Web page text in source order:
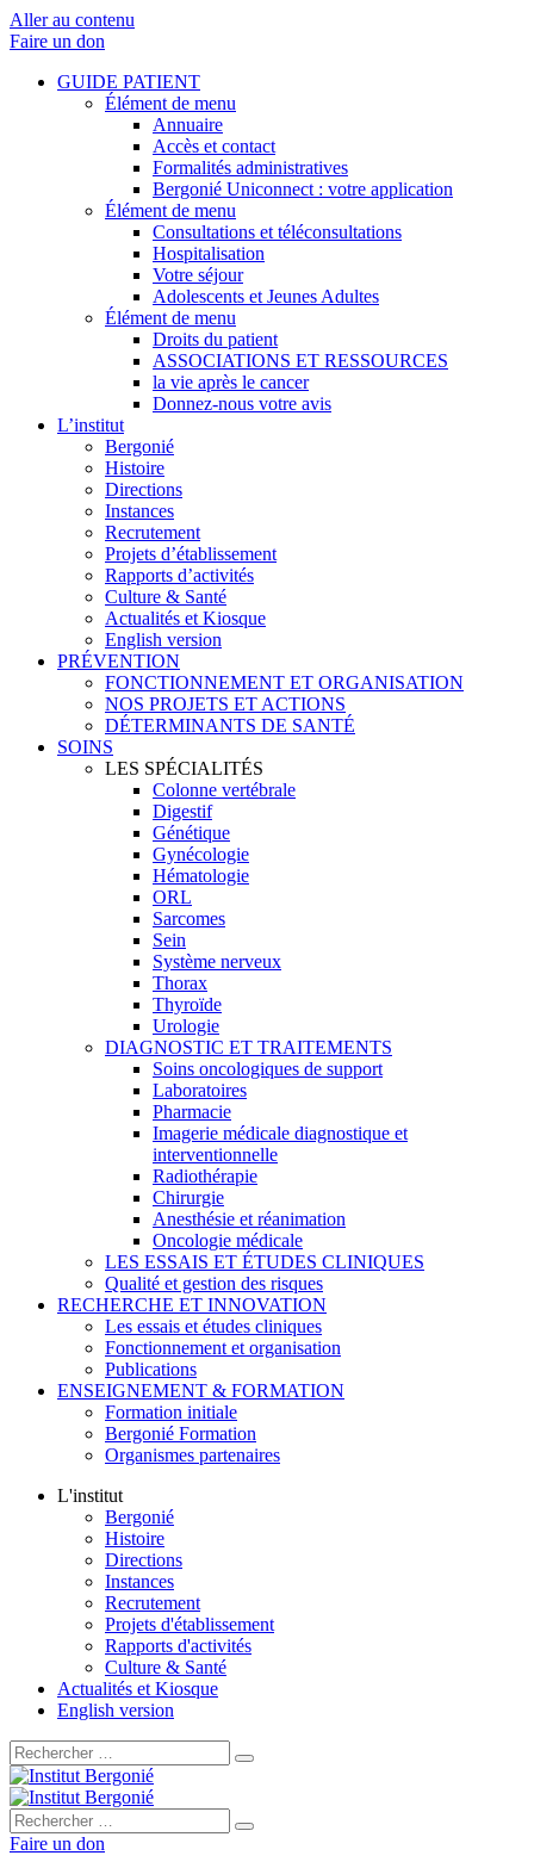
Aller au contenu
Faire un don
GUIDE PATIENT
Élément de menu
Annuaire
Accès et contact
Formalités administratives
Bergonié Uniconnect : votre application
Élément de menu
Consultations et téléconsultations
Hospitalisation
Votre séjour
Adolescents et Jeunes Adultes
Élément de menu
Droits du patient
ASSOCIATIONS ET RESSOURCES
la vie après le cancer
Donnez-nous votre avis
L’institut
Bergonié
Histoire
Directions
Instances
Recrutement
Projets d’établissement
Rapports d’activités
Culture & Santé
Actualités et Kiosque
English version
PRÉVENTION
FONCTIONNEMENT ET ORGANISATION
NOS PROJETS ET ACTIONS
DÉTERMINANTS DE SANTÉ
SOINS
LES SPÉCIALITÉS
Colonne vertébrale
Digestif
Génétique
Gynécologie
Hématologie
ORL
Sarcomes
Sein
Système nerveux
Thorax
Thyroïde
Urologie
DIAGNOSTIC ET TRAITEMENTS
Soins oncologiques de support
Laboratoires
Pharmacie
Imagerie médicale diagnostique et
interventionnelle
Radiothérapie
Chirurgie
Anesthésie et réanimation
Oncologie médicale
LES ESSAIS ET ÉTUDES CLINIQUES
Qualité et gestion des risques
RECHERCHE ET INNOVATION
Les essais et études cliniques
Fonctionnement et organisation
Publications
ENSEIGNEMENT & FORMATION
Formation initiale
Bergonié Formation
Organismes partenaires
L'institut
Bergonié
Histoire
Directions
Instances
Recrutement
Projets d'établissement
Rapports d'activités
Culture & Santé
Actualités et Kiosque
English version
Rechercher :
Rechercher :
Faire un don